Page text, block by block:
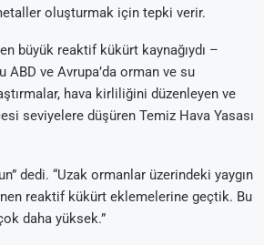
oluşturmak için tepki verir.
büyük reaktif kükürt kaynağıydı –
ABD ve Avrupa’da orman ve su
hava kirliliğini düzenleyen ve
seviyelere düşüren Temiz Hava Yasası
dedi. “Uzak ormanlar üzerindeki yaygın
reaktif kükürt eklemelerine geçtik. Bu
daha yüksek.”